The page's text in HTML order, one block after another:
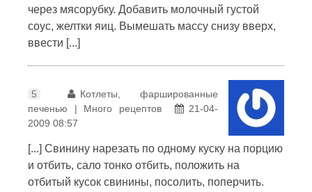
через мясорубку. Добавить молочный густой
соус, желтки яиц. Вымешать массу снизу вверх,
ввести [...]
5
Котлеты, фаршированные
печенью | Много рецептов
21-04-
2009 08:57
[...] Свинину нарезать по одному куску на порцию
и отбить, сало тонко отбить, положить на
отбитый кусок свинины, посолить, поперчить.